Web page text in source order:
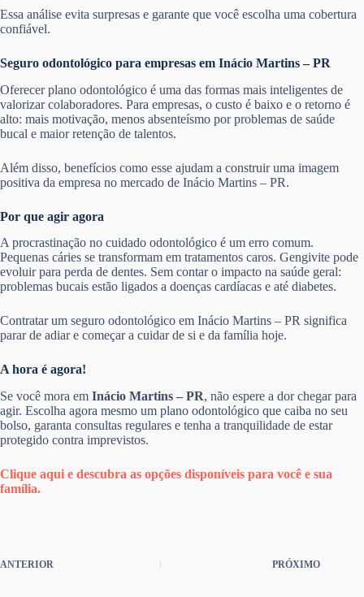
Essa análise evita surpresas e garante que você escolha uma cobertura
confiável.
Seguro odontológico para empresas em Inácio Martins – PR
Oferecer plano odontológico é uma das formas mais inteligentes de
valorizar colaboradores. Para empresas, o custo é baixo e o retorno é
alto: mais motivação, menos absenteísmo por problemas de saúde
bucal e maior retenção de talentos.
Além disso, benefícios como esse ajudam a construir uma imagem
positiva da empresa no mercado de Inácio Martins – PR.
Por que agir agora
A procrastinação no cuidado odontológico é um erro comum.
Pequenas cáries se transformam em tratamentos caros. Gengivite pode
evoluir para perda de dentes. Sem contar o impacto na saúde geral:
problemas bucais estão ligados a doenças cardíacas e até diabetes.
Contratar um seguro odontológico em Inácio Martins – PR significa
parar de adiar e começar a cuidar de si e da família hoje.
A hora é agora!
Se você mora em Inácio Martins – PR, não espere a dor chegar para
agir. Escolha agora mesmo um plano odontológico que caiba no seu
bolso, garanta consultas regulares e tenha a tranquilidade de estar
protegido contra imprevistos.
Clique aqui e descubra as opções disponíveis para você e sua
família.
ANTERIOR PRÓXIMO